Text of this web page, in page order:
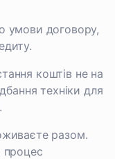
умови договору,
коштів не на
техніки для
разом.
процес